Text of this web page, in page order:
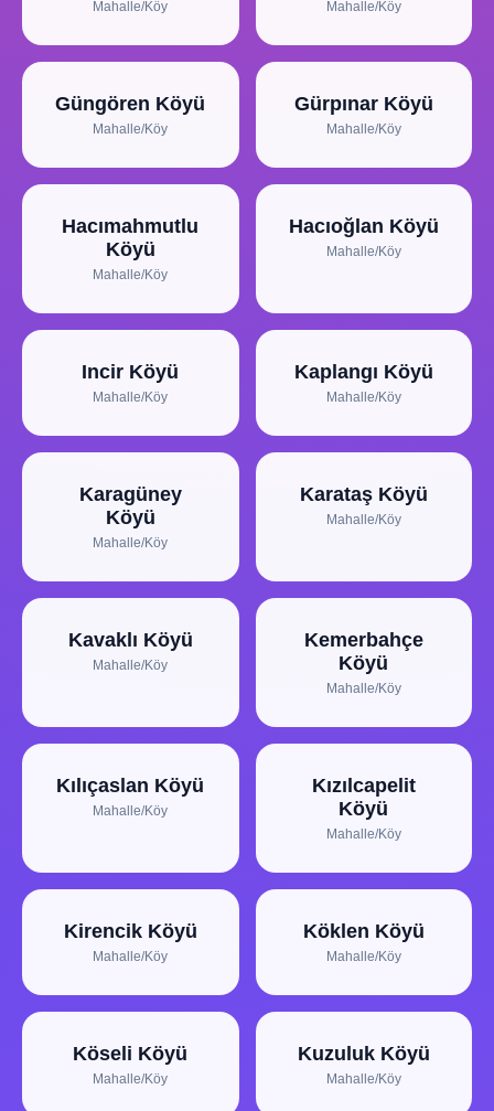
Mahalle/Köy Mahalle/Köy
Güngören Köyü
Mahalle/Köy
Gürpınar Köyü
Mahalle/Köy
Hacımahmutlu
Köyü
Mahalle/Köy
Hacıoğlan Köyü
Mahalle/Köy
Incir Köyü
Mahalle/Köy
Kaplangı Köyü
Mahalle/Köy
Karagüney
Köyü
Mahalle/Köy
Karataş Köyü
Mahalle/Köy
Kavaklı Köyü
Mahalle/Köy
Kemerbahçe
Köyü
Mahalle/Köy
Kılıçaslan Köyü
Mahalle/Köy
Kızılcapelit
Köyü
Mahalle/Köy
Kirencik Köyü
Mahalle/Köy
Köklen Köyü
Mahalle/Köy
Köseli Köyü
Mahalle/Köy
Kuzuluk Köyü
Mahalle/Köy